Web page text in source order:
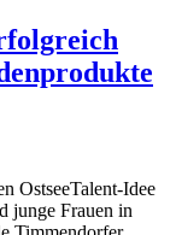
OstseeTalent-Idee
junge Frauen in